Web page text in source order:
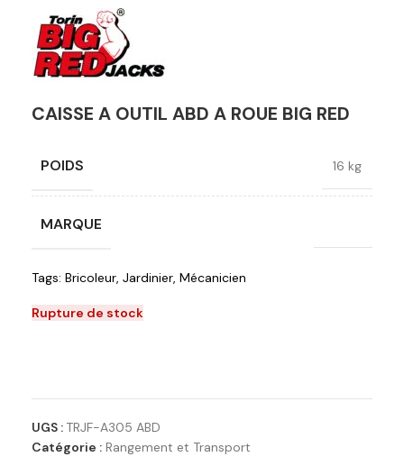
CAISSE A OUTIL ABD A ROUE BIG RED
POIDS 16 kg
MARQUE
Tags: Bricoleur, Jardinier, Mécanicien
Rupture de stock
UGS : TRJF-A305 ABD
Catégorie : Rangement et Transport